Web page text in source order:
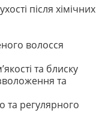
після хімічних
волосся
та блиску
та
та регулярного